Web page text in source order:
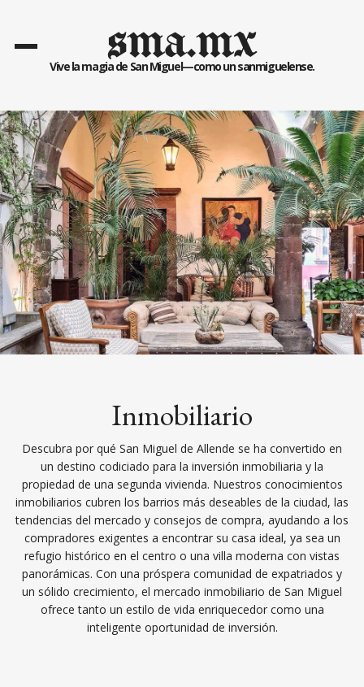
sma.mx
Vive la magia de San Miguel—como un sanmiguelense.
Inmobiliario
Descubra por qué San Miguel de Allende se ha convertido en
un destino codiciado para la inversión inmobiliaria y la
propiedad de una segunda vivienda. Nuestros conocimientos
inmobiliarios cubren los barrios más deseables de la ciudad, las
tendencias del mercado y consejos de compra, ayudando a los
compradores exigentes a encontrar su casa ideal, ya sea un
refugio histórico en el centro o una villa moderna con vistas
panorámicas. Con una próspera comunidad de expatriados y
un sólido crecimiento, el mercado inmobiliario de San Miguel
ofrece tanto un estilo de vida enriquecedor como una
inteligente oportunidad de inversión.